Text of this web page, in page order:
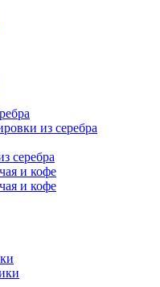
из серебра
серебра
и кофе
и кофе